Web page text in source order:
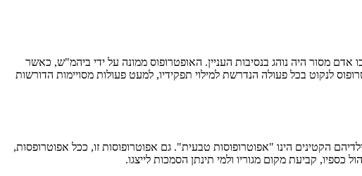
אדם מסור היה נוהג בנסיבות העניין. האופטרופוס ממונה על ידי ביהמ"ש, כאשר
לנקוט בכל פעולה הנדרשת למילוי תפקידיו, למעט פעולות מסויימות הדורשות
הקטינים הינו "אפוטרופוסות טבעית". גם אפוטרופוסות זו, ככל אפוטרופסות,
כספיו, קביעת מקום מגוריו ולמי תינתן הסמכות לייצגו.